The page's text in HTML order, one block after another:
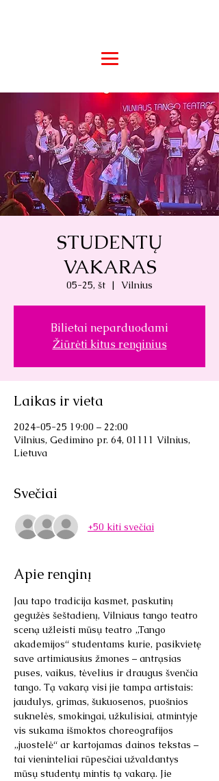
STUDENTŲ
VAKARAS
05-25, št
  |
Vilnius
Bilietai neparduodami
Žiūrėti kitus renginius
Laikas ir vieta
2024-05-25 19:00 – 22:00
Vilnius, Gedimino pr. 64, 01111 Vilnius,
Lietuva
Svečiai
+50 kiti svečiai
Apie renginį
Jau tapo tradicija kasmet, paskutinį
gegužės šeštadienį, Vilniaus tango teatro
sceną užleisti mūsų teatro „Tango
akademijos“ studentams kurie, pasikvietę
save artimiausius žmones – antrąsias
puses, vaikus, tėvelius ir draugus švenčia
tango. Tą vakarą visi jie tampa artistais:
jaudulys, grimas, šukuosenos, puošnios
suknelės, smokingai, užkulisiai, atmintyje
vis sukama išmoktos choreografijos
„juostelė“ ar kartojamas dainos tekstas –
tai vieninteliai rūpesčiai užvaldantys
mūsų studentų mintis tą vakarą. Jie